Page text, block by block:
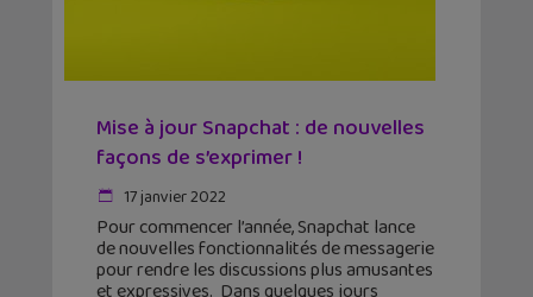
Mise à jour Snapchat : de nouvelles
façons de s’exprimer !
17 janvier 2022
Pour commencer l’année, Snapchat lance
de nouvelles fonctionnalités de messagerie
pour rendre les discussions plus amusantes